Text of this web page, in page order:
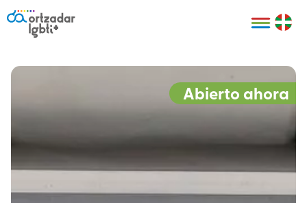
Personas
humanos
II Conferencia
LGTBI+ Atlántica
I LGBTI+ Basque
empresarial
seguros LGBTI+
Formación
Formación
Abierto ahora